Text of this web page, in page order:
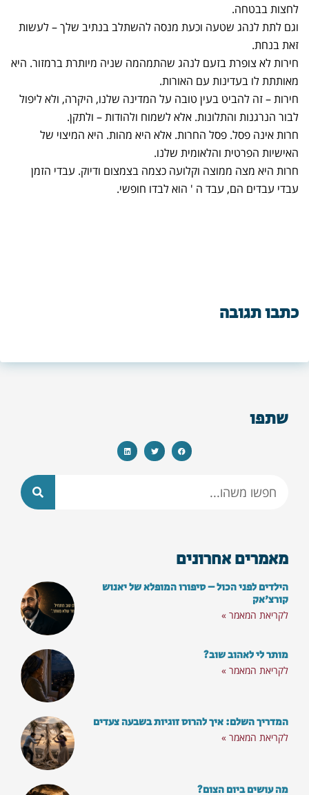
לחצות בבטחה.
וגם לתת לנהג שטעה וכעת מנסה להשתלב בנתיב שלך – לעשות
זאת בנחת.
חירות לא צופרת בזעם לנהג שהתמהמה שניה מיותרת ברמזור. היא
מאותתת לו בעדינות עם האורות.
חירות – זה להביט בעין טובה על המדינה שלנו, היקרה, ולא ליפול
לבור הנרגנות והתלונות. אלא לשמוח ולהודות – ולתקן.
חרות אינה פסל. פסל החרות. אלא היא מהות. היא המיצוי של
האישיות הפרטית והלאומית שלנו.
חרות היא מצה ממוצה וקלועה כצמה בצמצום ודיוק. עבדי הזמן
עבדי עבדים הם, עבד ה ' הוא לבדו חופשי.
כתבו תגובה
שתפו
מאמרים אחרונים
הילדים לפני הכול – סיפורו המופלא של יאנוש
קורצ'אק
לקריאת המאמר »
מותר לי לאהוב שוב?
לקריאת המאמר »
המדריך השלם: איך להרוס זוגיות בשבעה צעדים
לקריאת המאמר »
מה עושים ביום הצום?
רוצים לא לפספס את התכנים
בשבוע חינם
את הניוזלטר שלנו עם מענה על השאלות הכי
סרטוני השראה וכלים מעולים לחיים: